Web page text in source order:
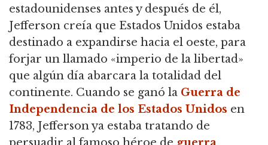
estadounidenses antes y después de él,
Jefferson creía que Estados Unidos estaba
destinado a expandirse hacia el oeste, para
forjar un llamado «imperio de la libertad»
que algún día abarcara la totalidad del
continente. Cuando se ganó la Guerra de
Independencia de los Estados Unidos en
1783, Jefferson ya estaba tratando de